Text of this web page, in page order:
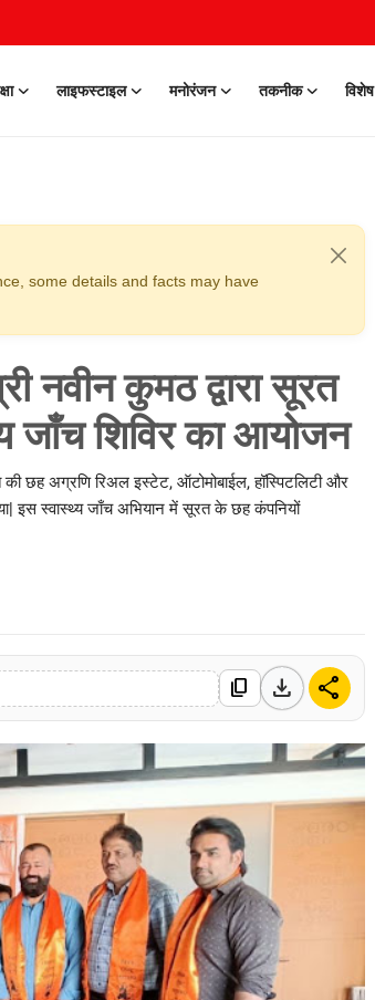
लाइफस्टाइल मनोरंजन तकनीक विशेष
some details and facts may have
नवीन कुमठ द्वारा सूरत
जाँच शिविर का आयोजन
की छह अग्रणि रिअल इस्टेट, ऑटोमोबाईल, हॉस्पिटलिटी और
इस स्वास्थ्य जाँच अभियान में सूरत के छह कंपनियों
content_copy download share